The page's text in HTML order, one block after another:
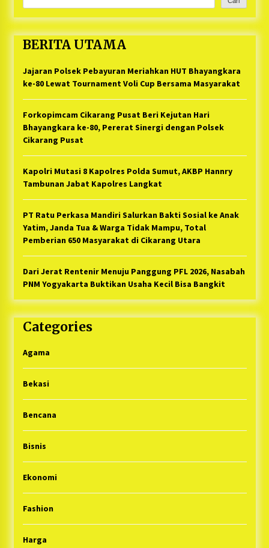
BERITA UTAMA
Jajaran Polsek Pebayuran Meriahkan HUT Bhayangkara
ke-80 Lewat Tournament Voli Cup Bersama Masyarakat
Forkopimcam Cikarang Pusat Beri Kejutan Hari
Bhayangkara ke-80, Pererat Sinergi dengan Polsek
Cikarang Pusat
Kapolri Mutasi 8 Kapolres Polda Sumut, AKBP Hannry
Tambunan Jabat Kapolres Langkat
PT Ratu Perkasa Mandiri Salurkan Bakti Sosial ke Anak
Yatim, Janda Tua & Warga Tidak Mampu, Total
Pemberian 650 Masyarakat di Cikarang Utara
Dari Jerat Rentenir Menuju Panggung PFL 2026, Nasabah
PNM Yogyakarta Buktikan Usaha Kecil Bisa Bangkit
Categories
Agama
Bekasi
Bencana
Bisnis
Ekonomi
Fashion
Harga